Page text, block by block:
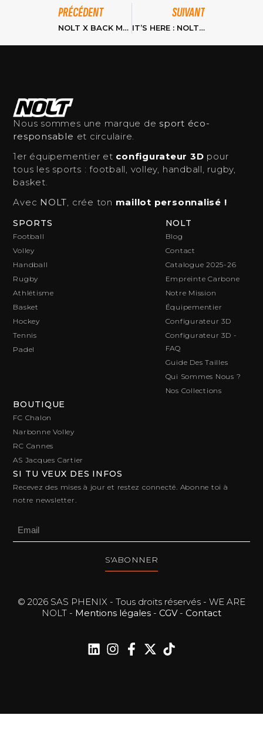
PRÉCÉDENT
NOLT X BACK MARKET X ACT FOR SPORT : SURPRISE
SUIVANT
IT’S HERE : NOLT AU TRANSITION FORUM !
Nous sommes une marque desport éco-
responsable et circulaire.
1er équipementier et configurateur 3D pour
tous les sports : football, volley, handball, rugby,
basket.
Avec NOLT, crée ton maillot personnalisé !
SPORTS
Football
Volley
Handball
Rugby
Athlétisme
Basket
Hockey
Tennis
Padel
NOLT
Blog
Contact
Catalogue 2025-26
Empreinte Carbone
Notre Mission
Équipementier
Configurateur 3D
Configurateur 3D -
FAQ
Guide Des Tailles
Qui Sommes Nous ?
Nos Collections
BOUTIQUE
FC Chalon
Narbonne Volley
RC Cannes
AS Jacques Cartier
SI TU VEUX DES INFOS
Recevez des mises à jour et restez connecté. Abonne toi à
notre newsletter.
S'ABONNER
© 2026 SAS PHENIX - Tous droits réservés - WE ARE
NOLT - Mentions légales - CGV- Contact